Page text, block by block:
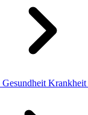
Gesundheit Krankheit